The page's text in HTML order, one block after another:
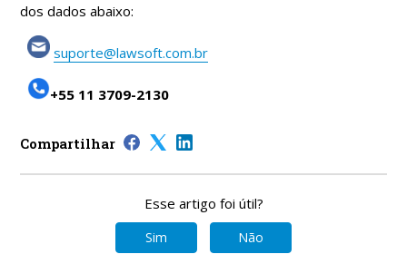
dos dados abaixo:
suporte@lawsoft.com.br
+55 11 3709-2130
Compartilhar
Esse artigo foi útil?
Sim Não